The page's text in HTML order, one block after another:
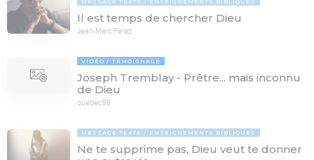
MESSAGE TEXTE ENSEIGNEMENTS BIBLIQUES
Il est temps de chercher Dieu
Jean-Marc Ferez
VIDÉO TÉMOIGNAGE
Joseph Tremblay - Prêtre... mais inconnu
de Dieu
quebec59
MESSAGE TEXTE ENSEIGNEMENTS BIBLIQUES
Ne te supprime pas, Dieu veut te donner